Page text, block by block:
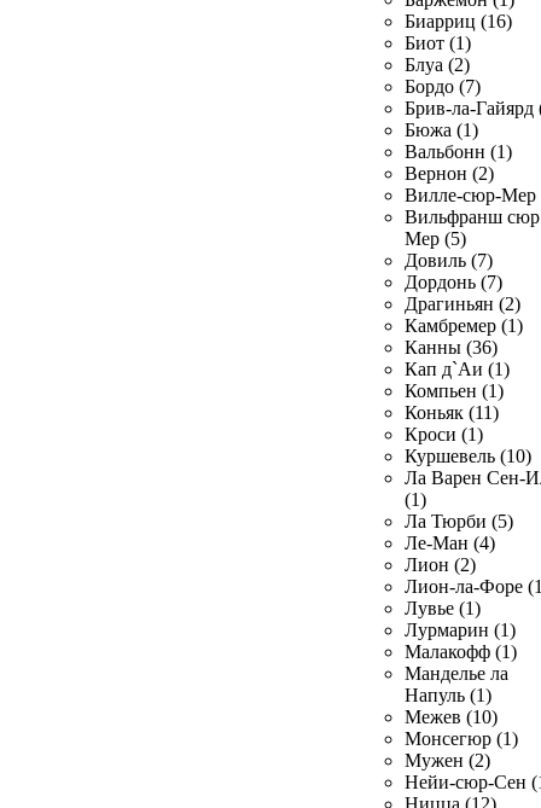
Биарриц (16)
Биот (1)
Блуа (2)
Бордо (7)
Брив-ла-Гайярд
Бюжа (1)
Вальбонн (1)
Вернон (2)
Вилле-сюр-Мер
Вильфранш сюр
Мер (5)
Довиль (7)
Дордонь (7)
Драгиньян (2)
Камбремер (1)
Канны (36)
Кап д`Аи (1)
Компьен (1)
Коньяк (11)
Кроси (1)
Куршевель (10)
Ла Варен Сен-
(1)
Ла Тюрби (5)
Ле-Ман (4)
Лион (2)
Лион-ла-Форе
Лувье (1)
Лурмарин (1)
Малакофф (1)
Манделье ла
Напуль (1)
Межев (10)
Монсегюр (1)
Мужен (2)
Нейи-сюр-Сен
Ницца (12)